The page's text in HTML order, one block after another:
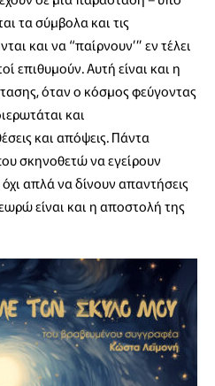
τα σύμβολα και τις
και να “παίρνουν’” εν τέλει
επιθυμούν. Αυτή είναι και η
όταν ο κόσμος φεύγοντας
και
και απόψεις. Πάντα
σκηνοθετώ να εγείρουν
απλά να δίνουν απαντήσεις
είναι και η αποστολή της